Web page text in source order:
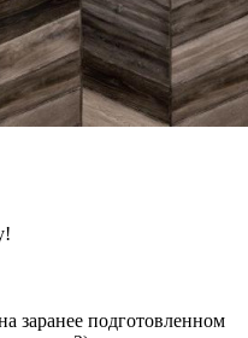
заранее подготовленном